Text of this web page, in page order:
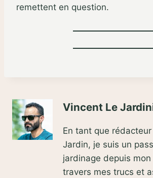
remettent en question.
Vincent Le
En tant que
Jardin, je suis un
jardinage depuis
travers mes trucs et